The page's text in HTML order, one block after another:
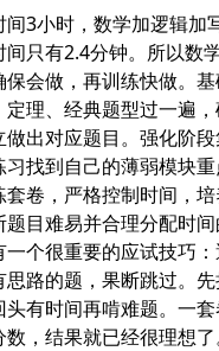
间3小时，数学加逻辑加
间只有2.4分钟。所以数
保会做，再训练快做。
定理、经典题型过一遍
做出对应题目。强化阶段
习找到自己的薄弱模块
套卷，严格控制时间，
目难易并合理分配时间
一个很重要的应试技巧
思路的题，果断跳过。
头有时间再啃难题。一
，结果就已经很理想了